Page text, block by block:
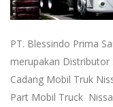
PT. Blessindo Prima
merupakan Distributor
Cadang Mobil Truk
Part Mobil Truck